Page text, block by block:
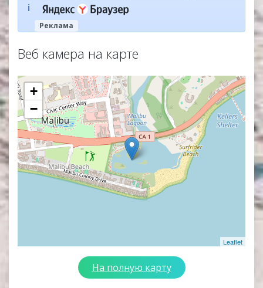
ℹ️
Реклама
Веб камера на карте
+
−
Leaflet
На полную карту